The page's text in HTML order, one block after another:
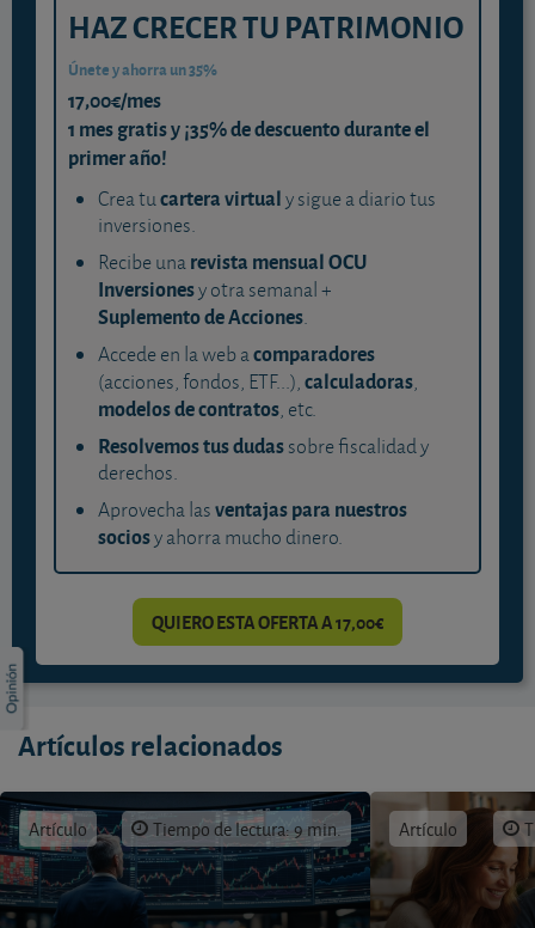
HAZ CRECER TU PATRIMONIO
Únete y ahorra un 35%
17,00€/mes
1 mes gratis y ¡35% de descuento durante el
primer año!
Crea tucartera virtualy sigue a diario tus
inversiones.
Recibe unarevista mensual OCU
Inversionesy otra semanal +
Suplemento de Acciones.
Accede en la web acomparadores
(acciones, fondos, ETF...),calculadoras,
modelos de contratos, etc.
Resolvemos tus dudassobre fiscalidad y
derechos.
Aprovecha lasventajas para nuestros
sociosy ahorra mucho dinero.
QUIERO ESTA OFERTA A 17,00€
Artículos relacionados
Artículo Tiempo de lectura: 9 min. Artículo